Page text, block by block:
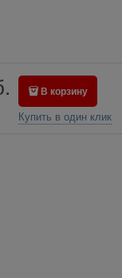
В корзину
Купить в один клик